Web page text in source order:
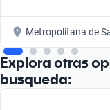
Metropolitana de
Explora otras
busqueda: